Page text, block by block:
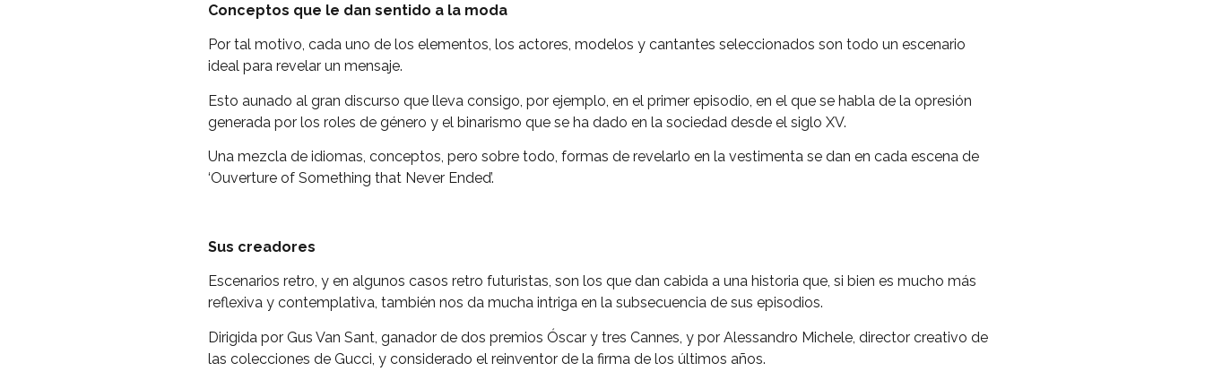
Conceptos que le dan sentido a la moda
Por tal motivo, cada uno de los elementos, los actores, modelos y cantantes seleccionados son todo un escenario
ideal para revelar un mensaje.
Esto aunado al gran discurso que lleva consigo, por ejemplo, en el primer episodio, en el que se habla de la opresión
generada por los roles de género y el binarismo que se ha dado en la sociedad desde el siglo XV.
Una mezcla de idiomas, conceptos, pero sobre todo, formas de revelarlo en la vestimenta se dan en cada escena de
‘Ouverture of Something that Never Ended’.
Sus creadores
Escenarios retro, y en algunos casos retro futuristas, son los que dan cabida a una historia que, si bien es mucho más
reflexiva y contemplativa, también nos da mucha intriga en la subsecuencia de sus episodios.
Dirigida por Gus Van Sant, ganador de dos premios Óscar y tres Cannes, y por Alessandro Michele, director creativo de
las colecciones de Gucci, y considerado el reinventor de la firma de los últimos años.